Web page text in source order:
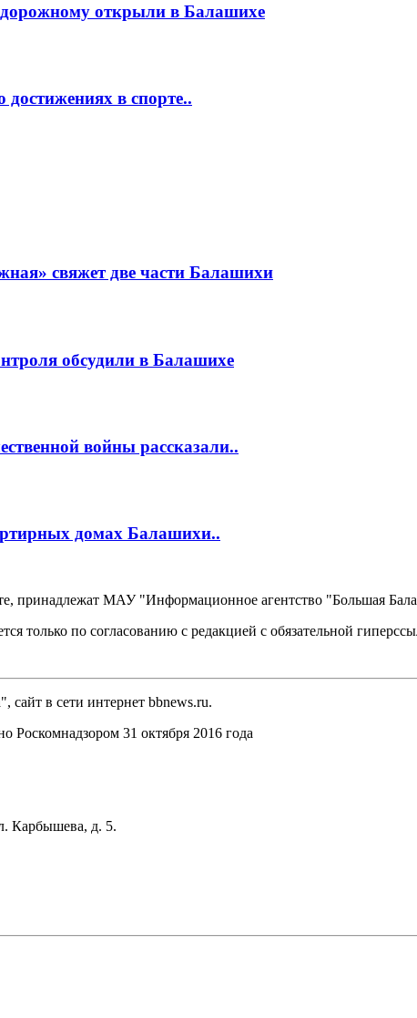
открыли в Балашихе
в спорте..
свяжет две части Балашихи
обсудили в Балашихе
войны рассказали..
домах Балашихи..
принадлежат МАУ "Информационное агентство "Большая
только по согласованию с редакцией с обязательной
в сети интернет bbnews.ru.
31 октября 2016 года
Карбышева, д. 5.